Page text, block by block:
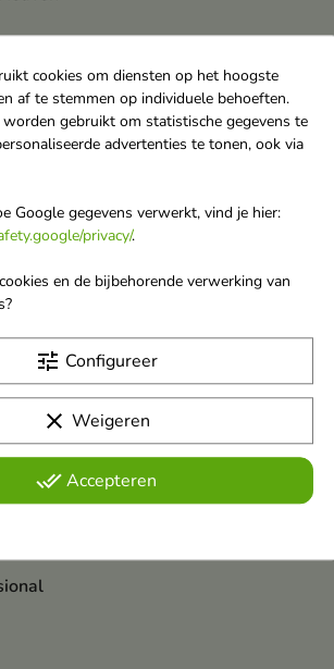
cookies om diensten op het hoogste
af te stemmen op individuele behoeften.
gebruikt om statistische gegevens te
advertenties te tonen, ook via
Google gegevens verwerkt, vind je hier:
privacy/.
en de bijbehorende verwerking van
tune Configureer
clear Weigeren
done_all Accepteren